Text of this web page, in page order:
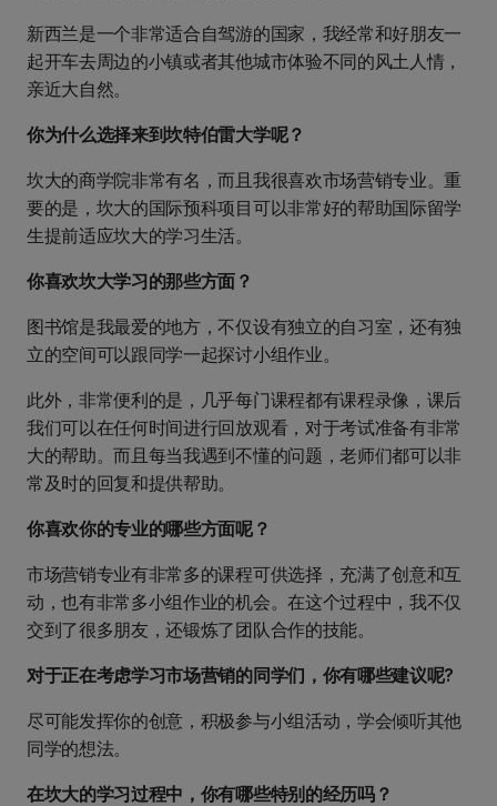
新西兰是一个非常适合自驾游的国家，我经常和好朋友一
起开车去周边的小镇或者其他城市体验不同的风土人情，
亲近大自然。
你为什么选择来到坎特伯雷大学呢？
坎大的商学院非常有名，而且我很喜欢市场营销专业。重
要的是，坎大的国际预科项目可以非常好的帮助国际留学
生提前适应坎大的学习生活。
你喜欢坎大学习的那些方面？
图书馆是我最爱的地方，不仅设有独立的自习室，还有独
立的空间可以跟同学一起探讨小组作业。
此外，非常便利的是，几乎每门课程都有课程录像，课后
我们可以在任何时间进行回放观看，对于考试准备有非常
大的帮助。而且每当我遇到不懂的问题，老师们都可以非
常及时的回复和提供帮助。
你喜欢你的专业的哪些方面呢？
市场营销专业有非常多的课程可供选择，充满了创意和互
动，也有非常多小组作业的机会。在这个过程中，我不仅
交到了很多朋友，还锻炼了团队合作的技能。
对于正在考虑学习市场营销的同学们，你有哪些建议呢?
尽可能发挥你的创意，积极参与小组活动，学会倾听其他
同学的想法。
在坎大的学习过程中，你有哪些特别的经历吗？